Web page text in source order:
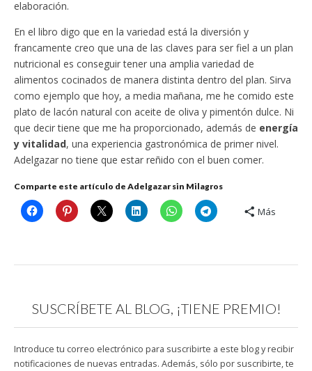
elaboración.
En el libro digo que en la variedad está la diversión y
francamente creo que una de las claves para ser fiel a un plan
nutricional es conseguir tener una amplia variedad de
alimentos cocinados de manera distinta dentro del plan. Sirva
como ejemplo que hoy, a media mañana, me he comido este
plato de lacón natural con aceite de oliva y pimentón dulce. Ni
que decir tiene que me ha proporcionado, además de energía
y vitalidad, una experiencia gastronómica de primer nivel.
Adelgazar no tiene que estar reñido con el buen comer.
Comparte este artículo de Adelgazar sin Milagros
Más
SUSCRÍBETE AL BLOG, ¡TIENE PREMIO!
Introduce tu correo electrónico para suscribirte a este blog y recibir
notificaciones de nuevas entradas. Además, sólo por suscribirte, te